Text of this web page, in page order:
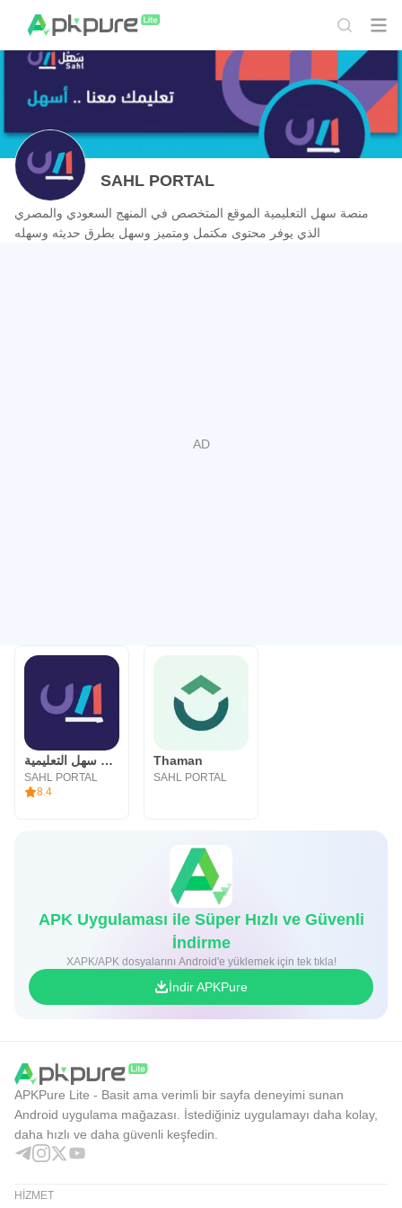
SAHL PORTAL
منصة سهل التعليمية الموقع المتخصص في المنهج السعودي والمصري
الذي يوفر محتوى مكتمل ومتميز وسهل بطرق حديثه وسهله
منصة سهل التعليمية
SAHL PORTAL
8.4
Thaman
SAHL PORTAL
APK Uygulaması ile Süper Hızlı ve Güvenli
İndirme
XAPK/APK dosyalarını Android'e yüklemek için tek tıkla!
İndir APKPure
APKPure Lite - Basit ama verimli bir sayfa deneyimi sunan
Android uygulama mağazası. İstediğiniz uygulamayı daha kolay,
daha hızlı ve daha güvenli keşfedin.
HIZMET